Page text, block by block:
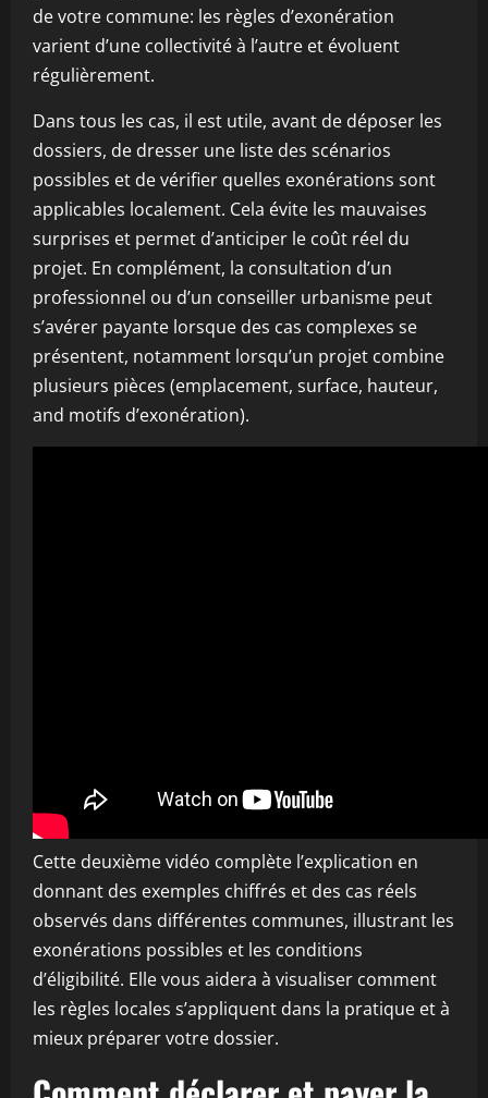
de votre commune: les règles d’exonération
varient d’une collectivité à l’autre et évoluent
régulièrement.
Dans tous les cas, il est utile, avant de déposer les
dossiers, de dresser une liste des scénarios
possibles et de vérifier quelles exonérations sont
applicables localement. Cela évite les mauvaises
surprises et permet d’anticiper le coût réel du
projet. En complément, la consultation d’un
professionnel ou d’un conseiller urbanisme peut
s’avérer payante lorsque des cas complexes se
présentent, notamment lorsqu’un projet combine
plusieurs pièces (emplacement, surface, hauteur,
and motifs d’exonération).
Cette deuxième vidéo complète l’explication en
donnant des exemples chiffrés et des cas réels
observés dans différentes communes, illustrant les
exonérations possibles et les conditions
d’éligibilité. Elle vous aidera à visualiser comment
les règles locales s’appliquent dans la pratique et à
mieux préparer votre dossier.